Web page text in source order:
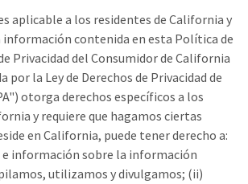
aplicable a los residentes de California y
contenida en esta Política de
Privacidad del Consumidor de California
por la Ley de Derechos de Privacidad de
otorga derechos específicos a los
y requiere que hagamos ciertas
en California, puede tener derecho a:
información sobre la información
utilizamos y divulgamos; (ii)